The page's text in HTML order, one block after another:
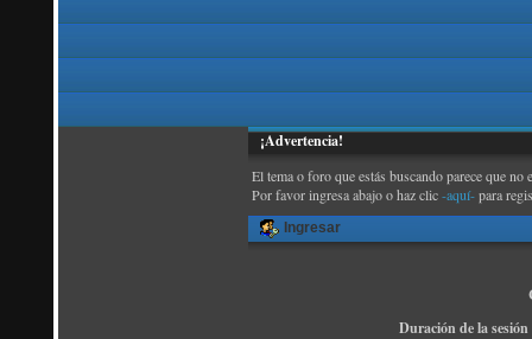
¡Advertencia!
El tema o foro que estás buscando parece que
Por favor ingresa abajo o haz clic-aquí-para
Ingresar
Duración de la